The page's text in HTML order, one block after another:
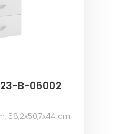
B-06002
58,2x50,7x44 cm